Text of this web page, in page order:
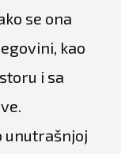
se ona
kao
i sa
unutrašnjoj